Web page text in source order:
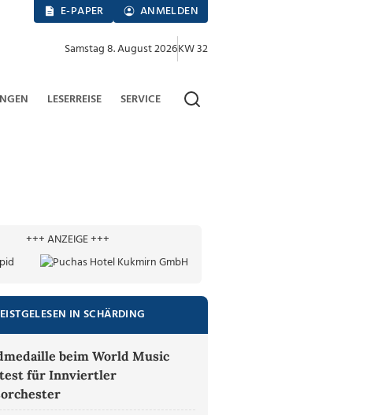
E-PAPER ANMELDEN
Samstag 8. August 2026KW 32
LESERREISE SERVICE
+++ ANZEIGE +++
IN SCHÄRDING
beim World Music
für Innviertler